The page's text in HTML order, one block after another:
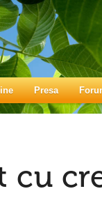
Presa
cu